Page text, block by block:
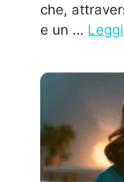
che,
e un …